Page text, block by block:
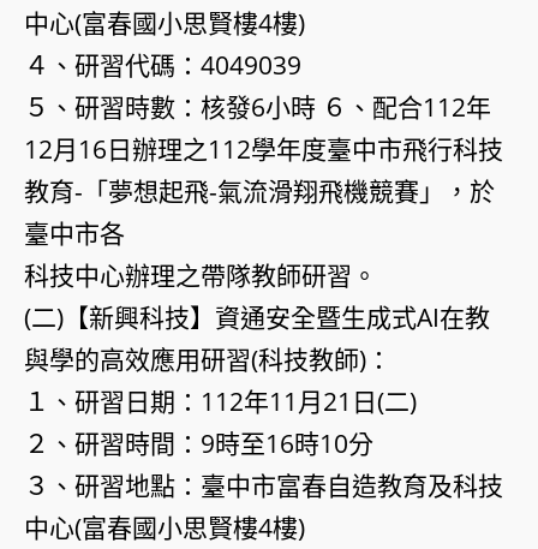
中心(富春國小思賢樓4樓)
４、研習代碼：4049039
５、研習時數：核發6小時 ６、配合112年
12月16日辦理之112學年度臺中市飛行科技
教育-「夢想起飛-氣流滑翔飛機競賽」，於
臺中市各
科技中心辦理之帶隊教師研習。
(二)【新興科技】資通安全暨生成式AI在教
與學的高效應用研習(科技教師)：
１、研習日期：112年11月21日(二)
２、研習時間：9時至16時10分
３、研習地點：臺中市富春自造教育及科技
中心(富春國小思賢樓4樓)